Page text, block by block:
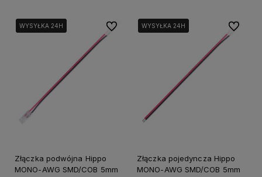
WYSYŁKA 24H
WYSYŁKA 24H
Złączka podwójna Hippo
MONO-AWG SMD/COB 5mm
Do ulubionychWYSYŁKA 24H
WYSYŁKA 24H
Złączka pojedyncza Hippo
MONO-AWG SMD/COB 5mm
Do